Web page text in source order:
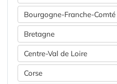
Bourgogne-Franche-Comté
Bretagne
Centre-Val de Loire
Corse